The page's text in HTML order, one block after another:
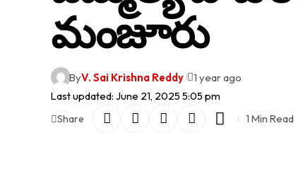
మంజూరు
Last updated: June 21, 2025 5:05 pm
ByV. Sai Krishna Reddy 1 year ago
Share 1 Min Read